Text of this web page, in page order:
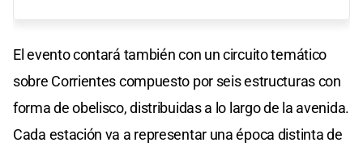
El evento contará también con un circuito temático
sobre Corrientes compuesto por seis estructuras con
forma de obelisco, distribuidas a lo largo de la avenida.
Cada estación va a representar una época distinta de